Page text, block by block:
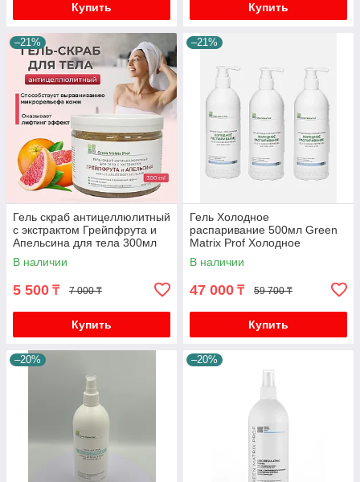
Купить Купить
–21%
Гель скраб антицеллюлитный
с экстрактом Грейпфрута и
Апельсина для тела 300мл
Green Matrix Prof
В наличии
5 500 ₸ 7 000 ₸
Купить
–21%
Гель Холодное
распаривание 500мл Green
Matrix Prof Холодное
гидрирование 3 штуки
В наличии
47 000 ₸ 59 700 ₸
Купить
–20% –20%